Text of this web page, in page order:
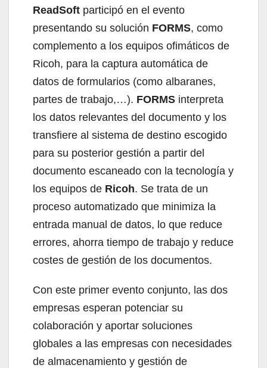
ReadSoft participó en el evento
presentando su solución FORMS, como
complemento a los equipos ofimáticos de
Ricoh, para la captura automática de
datos de formularios (como albaranes,
partes de trabajo,…). FORMS interpreta
los datos relevantes del documento y los
transfiere al sistema de destino escogido
para su posterior gestión a partir del
documento escaneado con la tecnología y
los equipos de Ricoh. Se trata de un
proceso automatizado que minimiza la
entrada manual de datos, lo que reduce
errores, ahorra tiempo de trabajo y reduce
costes de gestión de los documentos.
Con este primer evento conjunto, las dos
empresas esperan potenciar su
colaboración y aportar soluciones
globales a las empresas con necesidades
de almacenamiento y gestión de